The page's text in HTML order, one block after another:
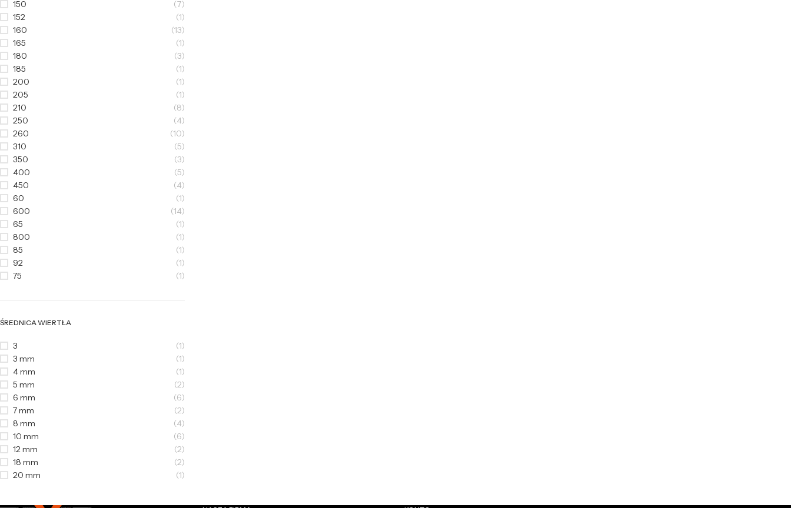
150
(7)
152
(1)
160
(13)
165
(1)
180
(3)
185
(1)
200
(1)
205
(1)
210
(8)
250
(4)
260
(10)
310
(5)
350
(3)
400
(5)
450
(4)
60
(1)
600
(14)
65
(1)
800
(1)
85
(1)
92
(1)
75
(1)
ŚREDNICA WIERTŁA
3
(1)
3 mm
(1)
4 mm
(1)
5 mm
(2)
6 mm
(6)
7 mm
(2)
8 mm
(4)
10 mm
(6)
12 mm
(2)
18 mm
(2)
20 mm
(1)